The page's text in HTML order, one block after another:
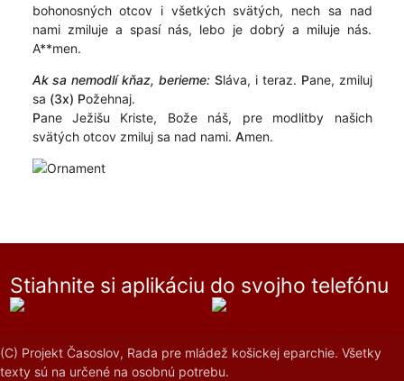
bohonosných otcov i všetkých svätých, nech sa nad
nami zmiluje a spasí nás, lebo je dobrý a miluje nás.
A**men.
Ak sa nemodlí kňaz, berieme: Sláva, i teraz. Pane, zmiluj
sa (3x) Požehnaj.
Pane Ježišu Kriste, Bože náš, pre modlitby našich
svätých otcov zmiluj sa nad nami. Amen.
Stiahnite si aplikáciu do svojho telefónu
(C) Projekt Časoslov, Rada pre mládež košickej eparchie. Všetky
texty sú na určené na osobnú potrebu.